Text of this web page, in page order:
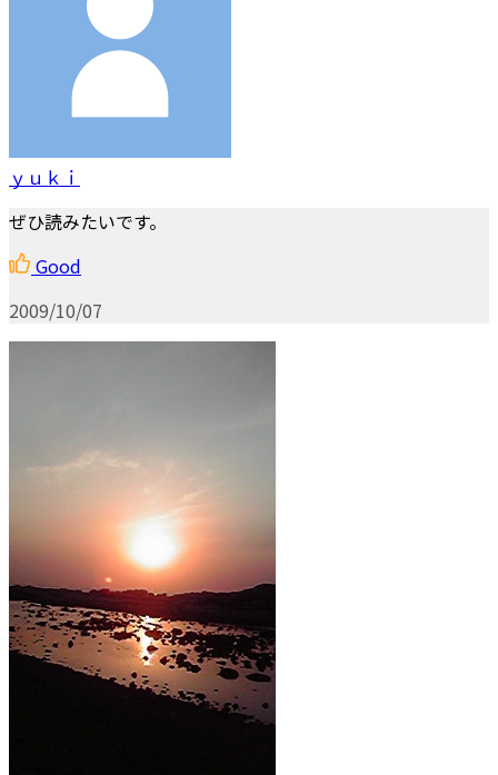
ｙｕｋｉ
ぜひ読みたいです。
Good
2009/10/07